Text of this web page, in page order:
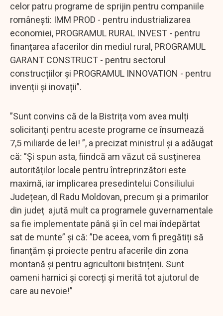
celor patru programe de sprijin pentru companiile
românești: IMM PROD - pentru industrializarea
economiei, PROGRAMUL RURAL INVEST - pentru
finanțarea afacerilor din mediul rural, PROGRAMUL
GARANT CONSTRUCT - pentru sectorul
construcțiilor și PROGRAMUL INNOVATION - pentru
invenții și inovații”.
”Sunt convins că de la Bistrița vom avea mulți
solicitanți pentru aceste programe ce însumează
7,5 miliarde de lei! ”, a precizat ministrul și a adăugat
că: ”Și spun asta, fiindcă am văzut că susținerea
autorităților locale pentru întreprinzători este
maximă, iar implicarea presedintelui Consiliului
Județean, dl Radu Moldovan, precum și a primarilor
din județ ajută mult ca programele guvernamentale
sa fie implementate până și în cel mai îndepărtat
sat de munte” și că: ”De aceea, vom fi pregătiți să
finanțăm și proiecte pentru afacerile din zona
montană și pentru agricultorii bistrițeni. Sunt
oameni harnici și corecți și merită tot ajutorul de
care au nevoie!”